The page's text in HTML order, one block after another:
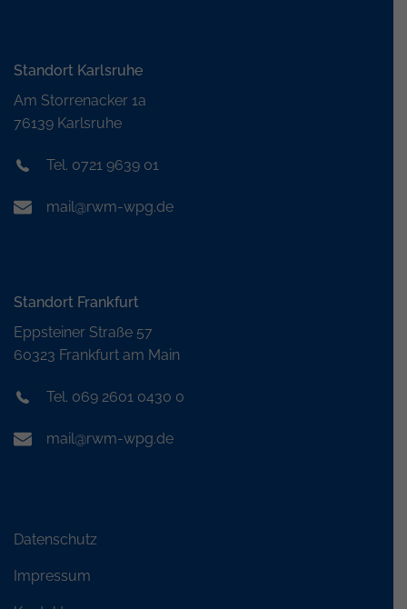
Standort Karlsruhe
Am Storrenacker 1a
76139 Karlsruhe
Tel. 0721 9639 01
mail@rwm-wpg.de
Standort Frankfurt
Eppsteiner Straße 57
60323 Frankfurt am Main
Tel. 069 2601 0430 0
mail@rwm-wpg.de
Datenschutz
Impressum